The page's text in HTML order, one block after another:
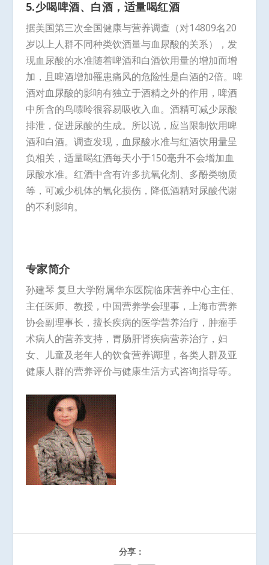
5.少喝啤酒、白酒，适量喝红酒
据美国第三次全国健康与营养调查（对14809名20
岁以上人群不同种类饮酒量与血尿酸的关系），发
现血尿酸的水准随着啤酒和白酒饮用量的增加而增
加，且啤酒增加罹患痛风的危险性是白酒的2倍。啤
酒对血尿酸的影响有独立于酒精之外的作用，啤酒
中所含的鸟嘌呤很容易吸收入血。酒精可减少尿酸
排泄，促进尿酸的生成。所以说，应当限制饮用啤
酒和白酒。调查发现，血尿酸水准与红酒饮用量呈
负相关，适量喝红酒每天小于150毫升不会增加血
尿酸水准。红酒中含有许多抗氧化剂、多酚类物质
等，可减少机体的氧化损伤，降低酒精对尿酸代谢
的不利影响。
专家简介
孙建琴 复旦大学附属华东医院临床营养中心主任、
主任医师、教授，中国营养学会理事，上海市营养
协会副理事长，擅长疾病的医学营养治疗，肿瘤手
术病人的营养支持，胃肠肝肾疾病营养治疗，妇
女、儿童及老年人的饮食营养调理，各类人群及亚
健康人群的营养评价与健康生活方式咨询指导等。
分享：